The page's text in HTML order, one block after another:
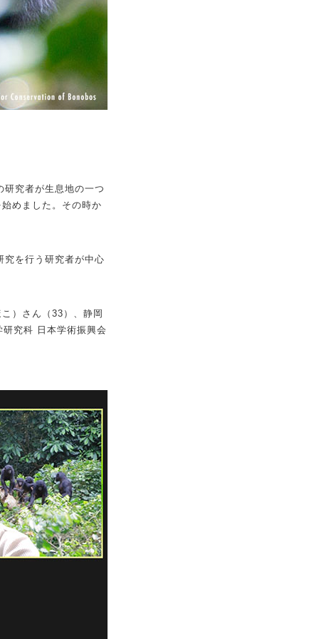
究者が生息地の一つ
めました。その時か
を行う研究者が中心
）さん（33）、静岡
究科 日本学術振興会